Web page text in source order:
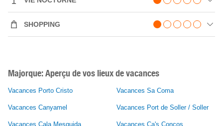
SHOPPING
Majorque: Aperçu de vos lieux de vacances
Vacances Porto Cristo Vacances Sa Coma
Vacances Canyamel Vacances Port de Soller / Soller
Vacances Cala Mesquida Vacances Ca's Concos